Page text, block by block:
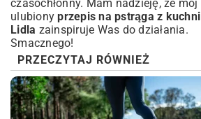
czasochłonny. Mam nadzieję, że mój
ulubionyprzepis na pstrąga z kuchni
Lidla zainspiruje Was do działania.
Smacznego!
PRZECZYTAJ RÓWNIEŻ